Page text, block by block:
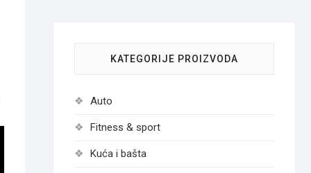
KATEGORIJE PROIZVODA
Auto
Fitness & sport
Kuća i bašta